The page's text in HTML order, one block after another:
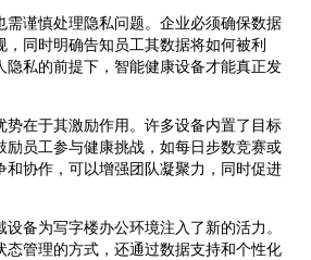
需谨慎处理隐私问题。企业必须确保数据
同时明确告知员工其数据将如何被利
隐私的前提下，智能健康设备才能真正发
势在于其激励作用。许多设备内置了目标
励员工参与健康挑战，如每日步数竞赛或
和协作，可以增强团队凝聚力，同时促进
备为写字楼办公环境注入了新的活力。
态管理的方式，还通过数据支持和个性化